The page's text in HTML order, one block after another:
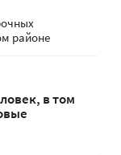
районе
в том